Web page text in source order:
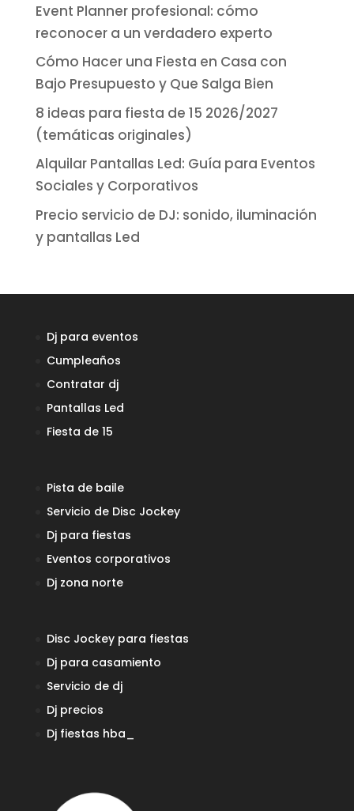
Event Planner profesional: cómo
reconocer a un verdadero experto
Cómo Hacer una Fiesta en Casa con
Bajo Presupuesto y Que Salga Bien
8 ideas para fiesta de 15 2026/2027
(temáticas originales)
Alquilar Pantallas Led: Guía para Eventos
Sociales y Corporativos
Precio servicio de DJ: sonido, iluminación
y pantallas Led
Dj para eventos
Cumpleaños
Contratar dj
Pantallas Led
Fiesta de 15
Pista de baile
Servicio de Disc Jockey
Dj para fiestas
Eventos corporativos
Dj zona norte
Disc Jockey para fiestas
Dj para casamiento
Servicio de dj
Dj precios
Dj fiestas hba_